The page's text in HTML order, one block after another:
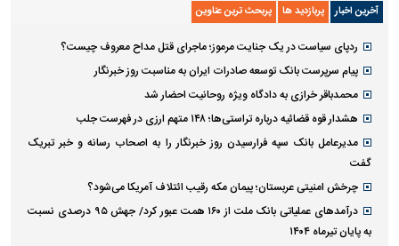
آخرین اخبار پربازدید ها پربحث ترین عناوین
ردپای سیاست در یک جنایت مرموز؛ ماجرای قتل مداح معروف چیست؟
پیام سرپرست بانک توسعه صادرات ایران به مناسبت روز خبرنگار
محمدباقر خرازی به دادگاه ویژه روحانیت احضار شد
هشدار قوه قضائیه درباره تراستی‌ها؛ ۱۴۸ متهم ارزی در فهرست جلب
مدیرعامل بانک سپه فرارسیدن روز خبرنگار را به اصحاب رسانه و خبر تبریک
گفت
چرخش امنیتی عربستان؛ پیمان مکه رقیب ائتلاف آمریکا می‌شود؟
درآمد‌های عملیاتی بانک ملت از ۱۶۰ همت عبور کرد/ جهش ۹۵ درصدی نسبت
به پایان تیرماه ۱۴۰۴